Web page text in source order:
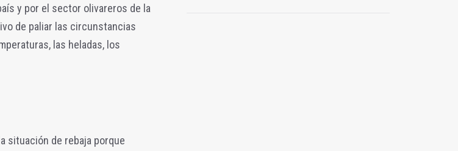
y por el sector olivareros de la
de paliar las circunstancias
las heladas, los
situación de rebaja porque